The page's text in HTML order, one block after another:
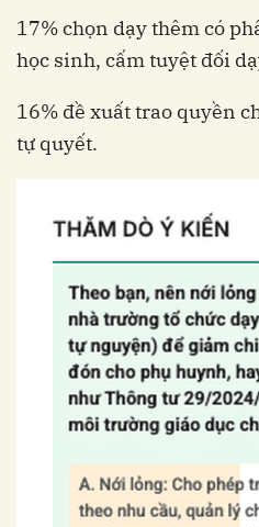
17% chọn dạy thêm có
học sinh, cấm tuyệt đối
16% đề xuất trao quyền
tự quyết.